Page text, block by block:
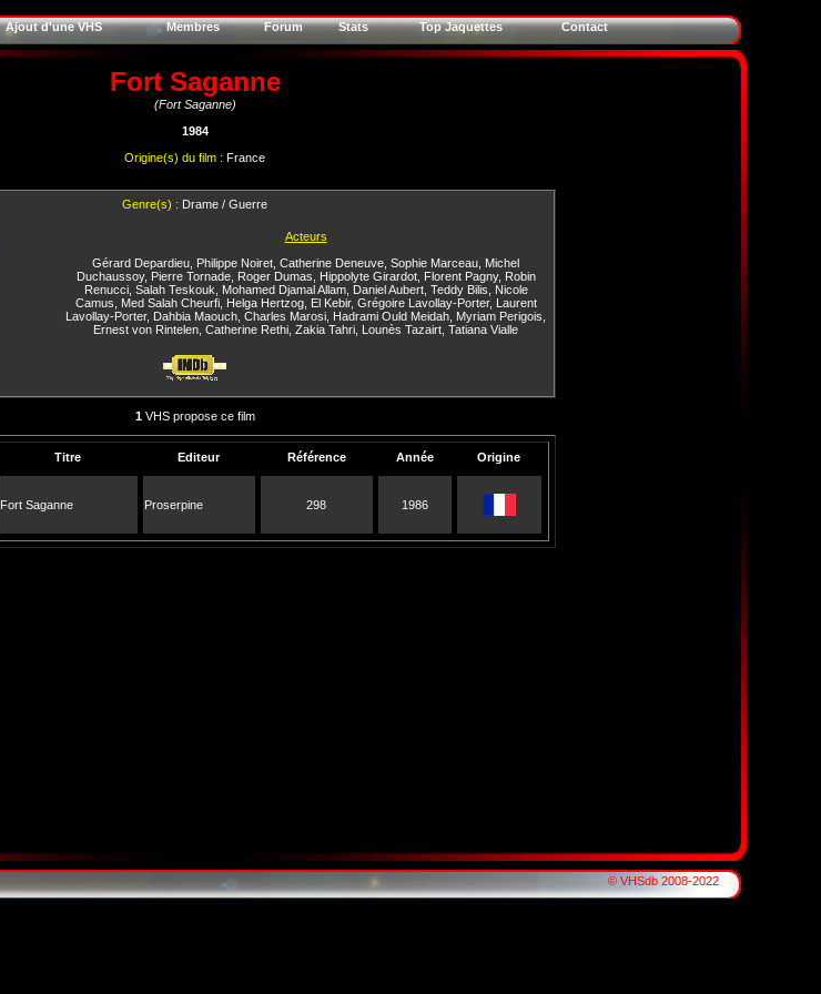
Ajout d'une VHS Membres Forum Stats Top Jaquettes Contact
Fort Saganne
(Fort Saganne)
1984
Origine(s) du film : France
Genre(s) : Drame / Guerre
Acteurs
Gérard Depardieu Philippe Noiret Catherine Deneuve Sophie Marceau Michel
Duchaussoy, Pierre Tornade, Roger Dumas Hippolyte Girardot, Florent Pagny, Robin
Renucci, Salah Teskouk Mohamed Djamal Allam, Daniel Aubert, Teddy Bilis
Nicole
Camus
Med Salah Cheurfi, Helga Hertzog, El Kebir, Grégoire Lavollay-Porter, Laurent
Lavollay-Porter, Dahbia Maouch Charles Marosi Hadrami Ould Meidah Myriam Perigois
Ernest von Rintelen Catherine Rethi Zakia Tahri Lounès Tazairt Tatiana Vialle
1VHS propose ce film
Titre Editeur Référence Année Origine
Fort Saganne Proserpine 298 1986
© VHSdb 2008-2022